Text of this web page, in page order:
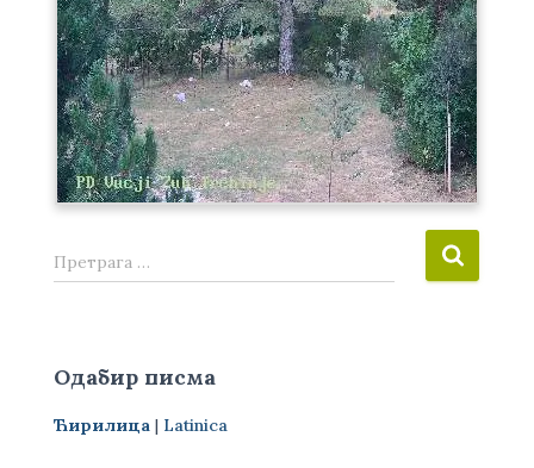
П
р
а
а
Претрага …
Одабир писма
Ћирилица | Latinica